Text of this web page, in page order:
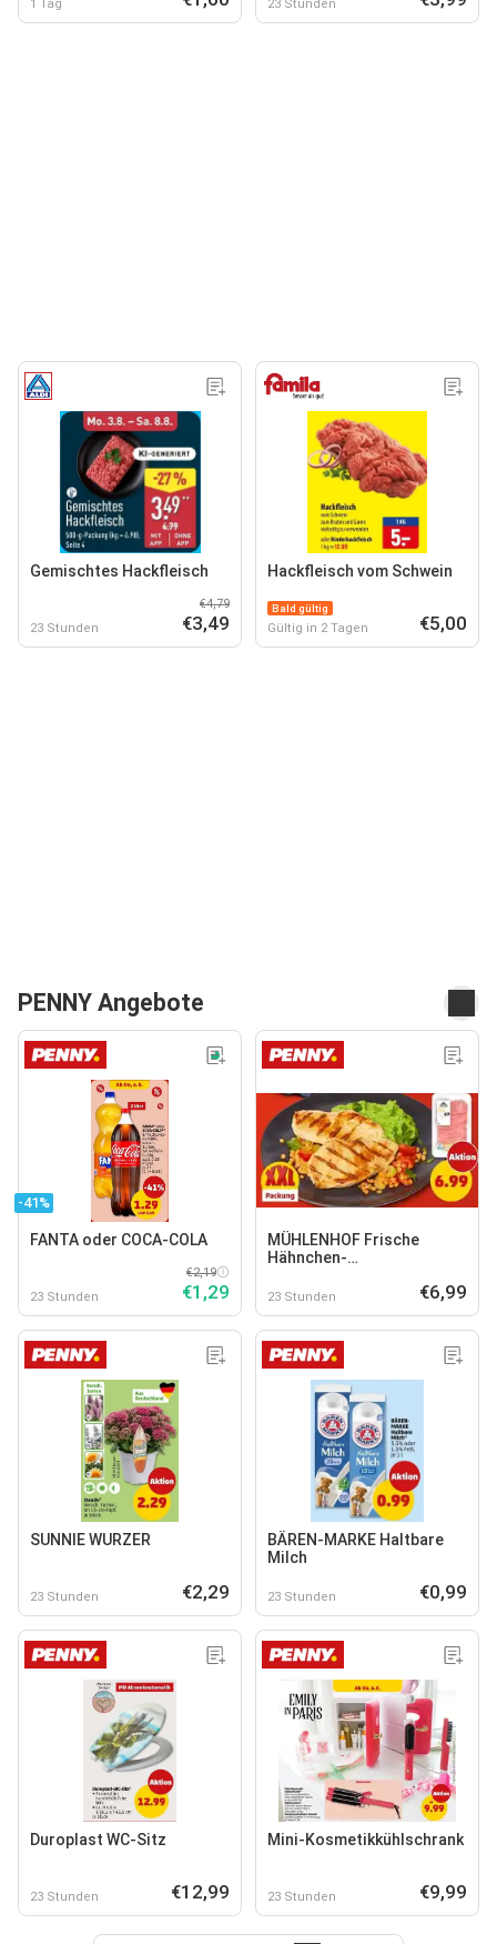
1 Tag 23 Stunden
Gemischtes Hackfleisch
23 Stunden
€4,79
€3,49
Hackfleisch vom Schwein
Bald gültig
Gültig in 2 Tagen €5,00
PENNY Angebote
-41%
FANTA oder COCA-COLA
23 Stunden
€2,19
€1,29
MÜHLENHOF Frische
Hähnchen-
23 Stunden €6,99
SUNNIE WURZER
23 Stunden €2,29
BÄREN-MARKE Haltbare
Milch
23 Stunden €0,99
Duroplast WC-Sitz
23 Stunden €12,99
Mini-Kosmetikkühlschrank
23 Stunden €9,99